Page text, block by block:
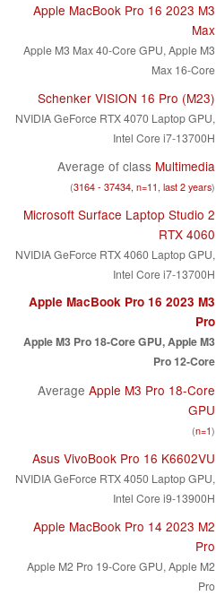
Apple MacBook Pro 16 2023 M3
Max
Apple M3 Max 40-Core GPU, Apple M3
Max 16-Core
Schenker VISION 16 Pro (M23)
NVIDIA GeForce RTX 4070 Laptop GPU,
Intel Core i7-13700H
Average of class Multimedia
(3164 - 37434, n=11, last 2 years)
Microsoft Surface Laptop Studio 2
RTX 4060
NVIDIA GeForce RTX 4060 Laptop GPU,
Intel Core i7-13700H
Apple MacBook Pro 16 2023 M3
Pro
Apple M3 Pro 18-Core GPU, Apple M3
Pro 12-Core
Average Apple M3 Pro 18-Core
GPU
(n=1)
Asus VivoBook Pro 16 K6602VU
NVIDIA GeForce RTX 4050 Laptop GPU,
Intel Core i9-13900H
Apple MacBook Pro 14 2023 M2
Pro
Apple M2 Pro 19-Core GPU, Apple M2
Pro